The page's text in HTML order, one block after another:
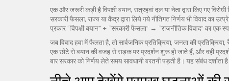
एक और जरूरी कड़ी हैविपक्षी बयान, सत्रहवां दल या नेता द्वारा किए गए विरोधी
सरकारी फैसला, राज्य या केंद्र द्वारा लिये गये नीतिगत निर्णयभी विवाद का
प्रकार “विपक्षी बयान” + “सरकारी फैसला” → “राजनीतिक विवाद” का एक
जब विवाद हवा में फैलता है, तोसार्वजनिक प्रतिक्रिया, जनता की प्रतिक्रिया,
एक छोटे से बयान की वजह से सड़क पर प्रदर्शन शुरू हो जाते हैं, और वही
बार सरकार को निर्णय लेते समय सावधानी बरतनी पड़ती है। यह संबंध